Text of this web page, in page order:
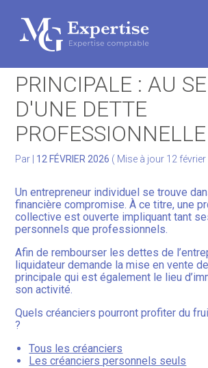
Aller
Gérer votre quotidien
Gérer votre patrimoine
Facturation Électronique
VENTE DE LA
PRINCIPALE : AU
D'UNE DETTE
Par 12 FÉVRIER 2026 ( Mise à jour 12
Un entrepreneur individuel se trouve
financière compromise. À ce titre, une
collective est ouverte impliquant tant
personnels que professionnels.
Afin de rembourser les dettes de
liquidateur demande la mise en vente
principale qui est également le lieu
son activité.
Quels créanciers pourront profiter du
?
Tous les créanciers
Les créanciers personnels seuls